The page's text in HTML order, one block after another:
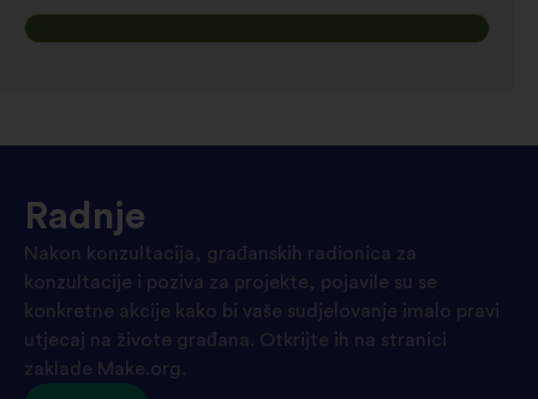
Radnje
Nakon konzultacija, građanskih radionica za
konzultacije i poziva za projekte, pojavile su se
konkretne akcije kako bi vaše sudjelovanje imalo pravi
utjecaj na živote građana. Otkrijte ih na stranici
zaklade Make.org.